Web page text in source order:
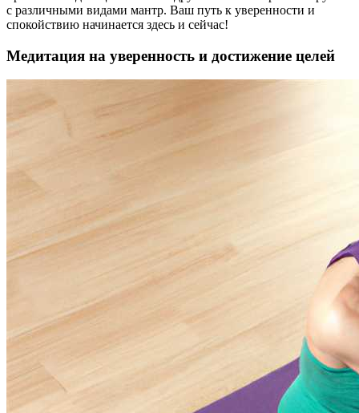
с различными видами мантр. Ваш путь к уверенности и
спокойствию начинается здесь и сейчас!
Медитация на уверенность и достижение целей